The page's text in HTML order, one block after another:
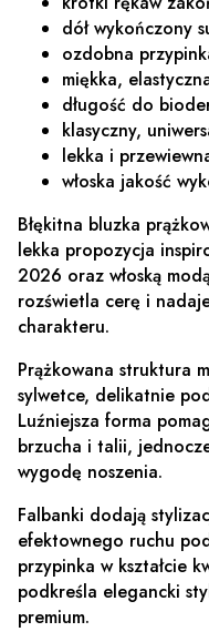
dół wykończony
ozdobna
miękka,
długość do
klasyczny,
lekka i
włoska jakość
Błękitna bluzka
lekka propozycja
2026 oraz włoską
rozświetla cerę i
charakteru.
Prążkowana struktura
sylwetce, delikatnie
Luźniejsza forma
brzucha i talii,
wygodę noszenia.
Falbanki dodają
efektownego ruchu
przypinka w kształcie
podkreśla elegancki
premium.